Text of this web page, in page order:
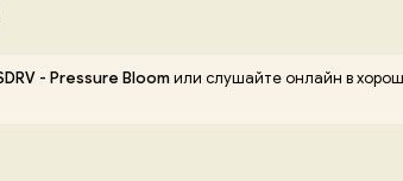
- Pressure Bloomили слушайте онлайн в